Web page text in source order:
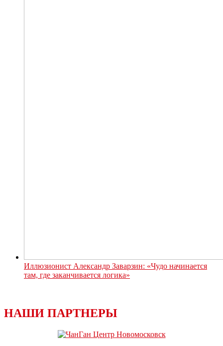
Иллюзионист Александр Заварзин: «Чудо начинается
там, где заканчивается логика»
НАШИ ПАРТНЕРЫ